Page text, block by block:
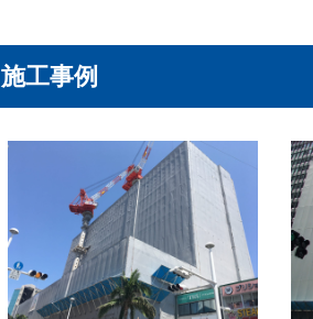
施工事例